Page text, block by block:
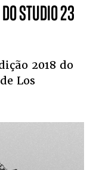
STUDIO 23
2018 do
Los